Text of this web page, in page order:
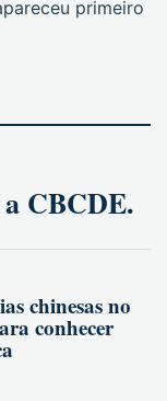
primeiro
CBCDE.
chinesas no
conhecer